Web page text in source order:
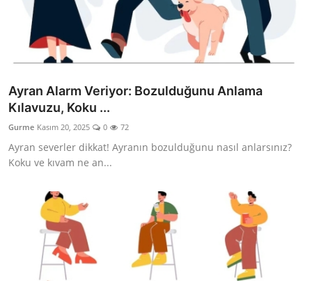
Ayran Alarm Veriyor: Bozulduğunu Anlama
Kılavuzu, Koku ...
Gurme Kasım 20, 2025 0 72
Ayran severler dikkat! Ayranın bozulduğunu nasıl anlarsınız?
Koku ve kıvam ne an...